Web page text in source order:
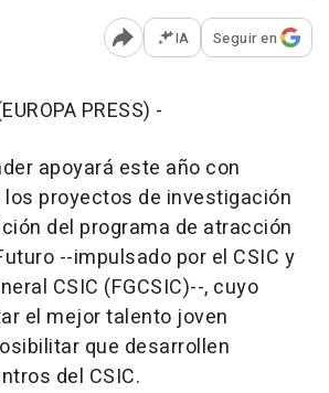
Abrir opciones para
IA Seguir en
PRESS) -
apoyará este año con
los proyectos de investigación
del programa de atracción
--impulsado por el CSIC y
CSIC (FGCSIC)--, cuyo
el mejor talento joven
que desarrollen
del CSIC.